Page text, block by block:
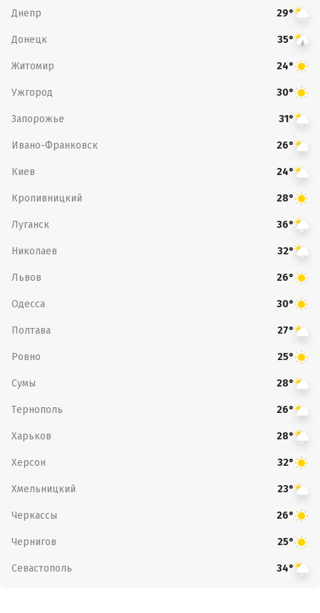
Днепр 29°
Донецк 35°
Житомир 24°
Ужгород 30°
Запорожье 31°
Ивано-Франковск 26°
Киев 24°
Кропивницкий 28°
Луганск 36°
Николаев 32°
Львов 26°
Одесса 30°
Полтава 27°
Ровно 25°
Сумы 28°
Тернополь 26°
Харьков 28°
Херсон 32°
Хмельницкий 23°
Черкассы 26°
Чернигов 25°
Севастополь 34°